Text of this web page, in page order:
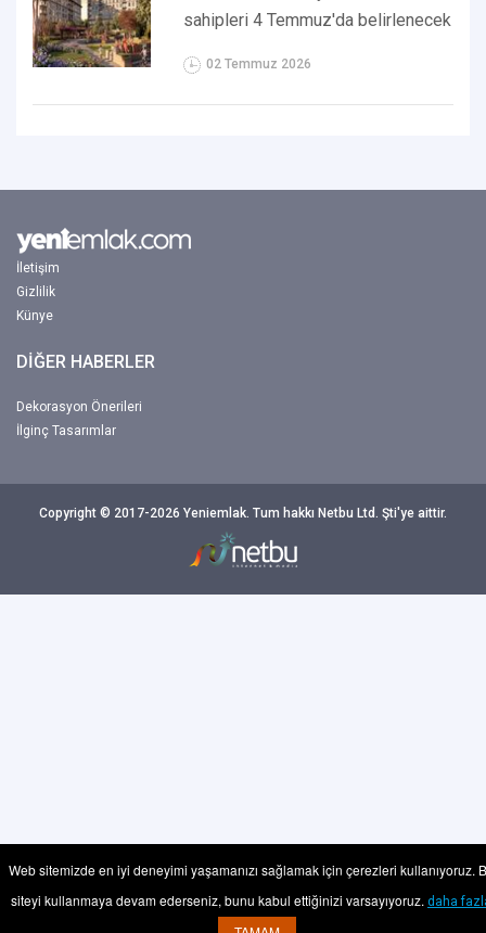
sahipleri 4 Temmuz'da belirlenecek
02 Temmuz 2026
İletişim
Gizlilik
Künye
DİĞER HABERLER
Dekorasyon Önerileri
İlginç Tasarımlar
Copyright © 2017-2026 Yeniemlak. Tum hakkı Netbu Ltd. Şti'ye aittir.
Web sitemizde en iyi deneyimi yaşamanızı sağlamak için çerezleri kullanıyoruz.
siteyi kullanmaya devam ederseniz, bunu kabul ettiğinizi varsayıyoruz. daha